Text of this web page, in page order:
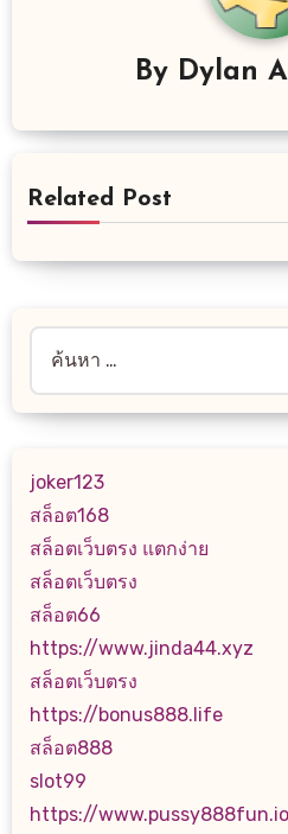
By Dylan
Related Post
สำหรับ:
joker123
สล็อต168
สล็อตเว็บตรง แตกง่าย
สล็อตเว็บตรง
สล็อต66
https://www.jinda44.xyz
สล็อตเว็บตรง
https://bonus888.life
สล็อต888
slot99
https://www.pussy888fun.io